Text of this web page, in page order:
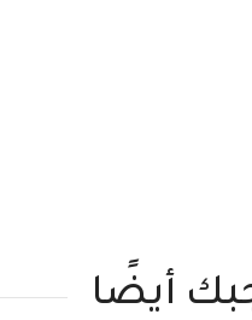
أيضًا